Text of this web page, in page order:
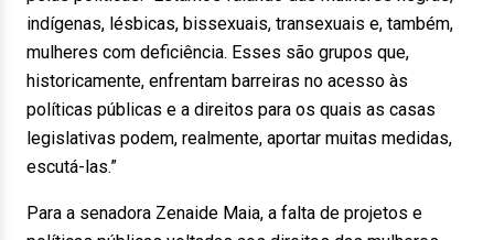
indígenas, lésbicas, bissexuais, transexuais e, também,
mulheres com deficiência. Esses são grupos que,
historicamente, enfrentam barreiras no acesso às
políticas públicas e a direitos para os quais as casas
legislativas podem, realmente, aportar muitas medidas,
escutá-las.”
Para a senadora Zenaide Maia, a falta de projetos e